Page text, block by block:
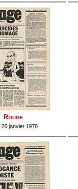
Rouge
26 janvier 1978